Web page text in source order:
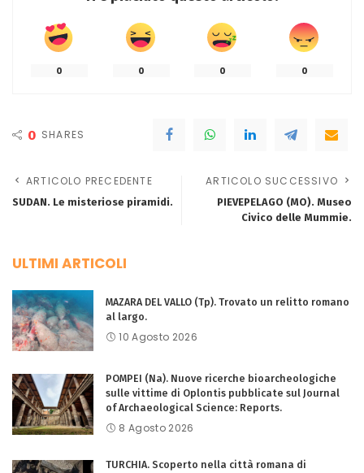
0 0 0 0
0 SHARES
ARTICOLO PRECEDENTE
SUDAN. Le misteriose piramidi.
ARTICOLO SUCCESSIVO
PIEVEPELAGO (MO). Museo
Civico delle Mummie.
ULTIMI ARTICOLI
MAZARA DEL VALLO (Tp). Trovato un relitto romano
al largo.
10 Agosto 2026
POMPEI (Na). Nuove ricerche bioarcheologiche
sulle vittime di Oplontis pubblicate sul Journal
of Archaeological Science: Reports.
8 Agosto 2026
TURCHIA. Scoperto nella città romana di